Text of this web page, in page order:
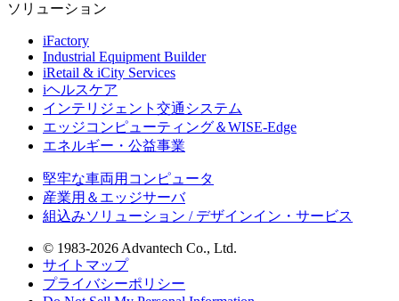
ソリューション
iFactory
Industrial Equipment Builder
iRetail & iCity Services
iヘルスケア
インテリジェント交通システム
エッジコンピューティング＆WISE-Edge
エネルギー・公益事業
堅牢な車両用コンピュータ
産業用＆エッジサーバ
組込みソリューション / デザインイン・サービス
© 1983-2026 Advantech Co., Ltd.
サイトマップ
プライバシーポリシー